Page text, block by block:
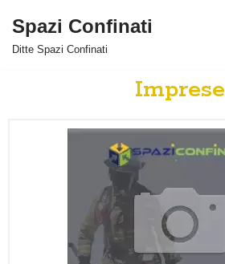
Vai
Spazi Confinati
Ditte Spazi Confinati
Imprese